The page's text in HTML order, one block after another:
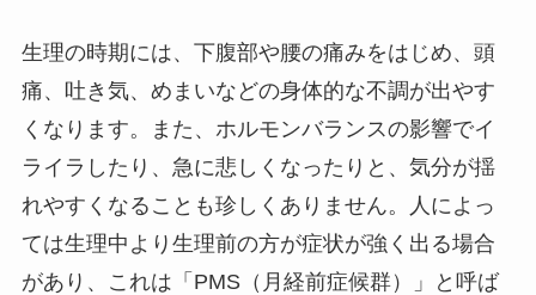
生理の時期には、下腹部や腰の痛みをはじめ、頭
痛、吐き気、めまいなどの身体的な不調が出やす
くなります。また、ホルモンバランスの影響でイ
ライラしたり、急に悲しくなったりと、気分が揺
れやすくなることも珍しくありません。人によっ
ては生理中より生理前の方が症状が強く出る場合
があり、これは「PMS（月経前症候群）」と呼ば